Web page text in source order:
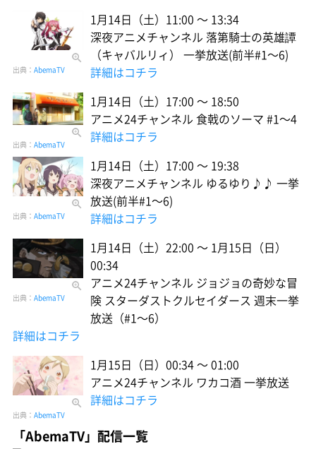
出典： AbemaTV
1月14日（土）11:00 〜 13:34
深夜アニメチャンネル 落第騎士の英雄譚
（キャバルリィ） 一挙放送(前半#1〜6)
詳細はコチラ
出典： AbemaTV
1月14日（土）17:00 〜 18:50
アニメ24チャンネル 食戟のソーマ #1〜4
詳細はコチラ
出典： AbemaTV
1月14日（土）17:00 〜 19:38
深夜アニメチャンネル ゆるゆり♪♪ 一挙
放送(前半#1〜6)
詳細はコチラ
出典： AbemaTV
1月14日（土）22:00 〜 1月15日（日）
00:34
アニメ24チャンネル ジョジョの奇妙な冒
険 スターダストクルセイダース 週末一挙
放送（#1〜6）
詳細はコチラ
出典： AbemaTV
1月15日（日）00:34 〜 01:00
アニメ24チャンネル ワカコ酒 一挙放送
詳細はコチラ
「AbemaTV」配信一覧